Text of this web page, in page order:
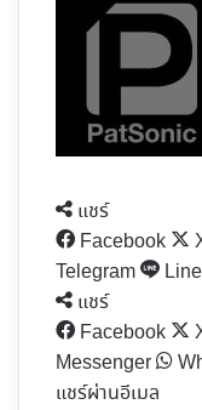
แชร์
Facebook
Telegram
Line
แชร์
Facebook
Messenger
แชร์ผ่านอีเมล